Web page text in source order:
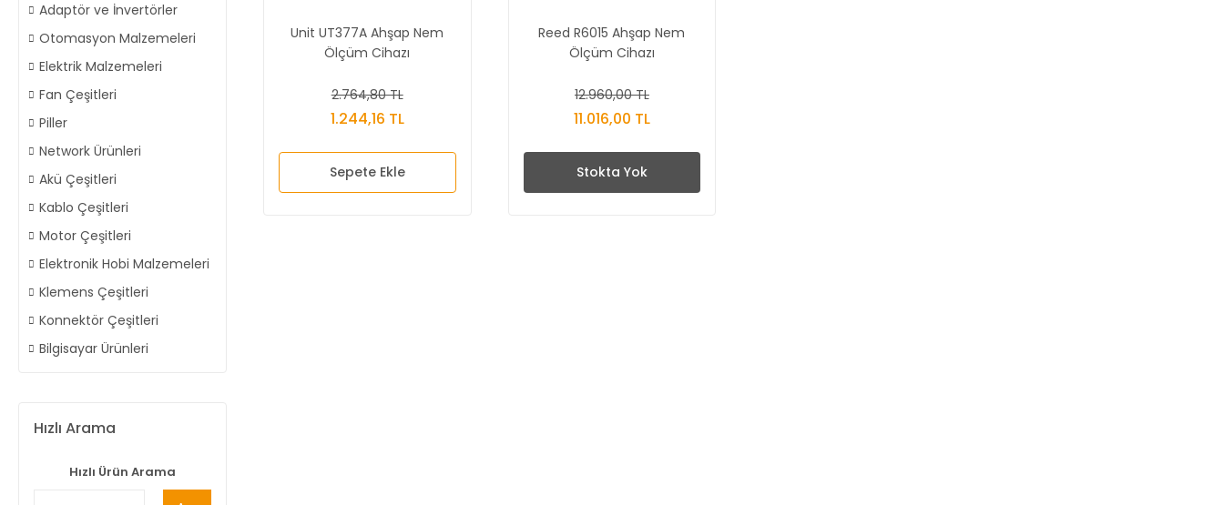
Adaptör ve İnvertörler
Otomasyon Malzemeleri
Elektrik Malzemeleri
Fan Çeşitleri
Piller
Network Ürünleri
Akü Çeşitleri
Kablo Çeşitleri
Motor Çeşitleri
Elektronik Hobi Malzemeleri
Klemens Çeşitleri
Konnektör Çeşitleri
Bilgisayar Ürünleri
Hızlı Arama
Hızlı Ürün Arama
Unit UT377A Ahşap Nem
Ölçüm Cihazı
2.764,80 TL
1.244,16 TL
Sepete Ekle
Reed R6015 Ahşap Nem
Ölçüm Cihazı
12.960,00 TL
11.016,00 TL
Stokta Yok